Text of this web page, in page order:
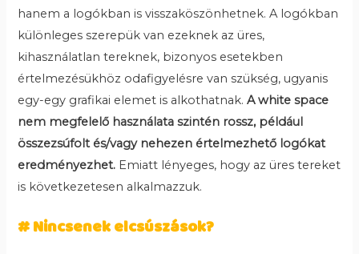
hanem a logókban is visszaköszönhetnek. A logókban
különleges szerepük van ezeknek az üres,
kihasználatlan tereknek, bizonyos esetekben
értelmezésükhöz odafigyelésre van szükség, ugyanis
egy-egy grafikai elemet is alkothatnak.A white space
nem megfelelő használata szintén rossz, például
összezsúfolt és/vagy nehezen értelmezhető logókat
eredményezhet. Emiatt lényeges, hogy az üres tereket
is következetesen alkalmazzuk.
# Nincsenek elcsúszások?